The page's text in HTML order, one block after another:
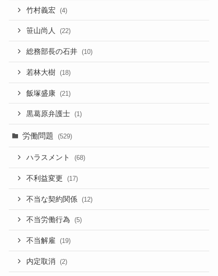
竹村義宏 (4)
笹山尚人 (22)
総務部長の石井 (10)
若林大樹 (18)
飯塚盛康 (21)
黒葛原弁護士 (1)
労働問題 (529)
ハラスメント (68)
不利益変更 (17)
不当な契約関係 (12)
不当労働行為 (5)
不当解雇 (19)
内定取消 (2)